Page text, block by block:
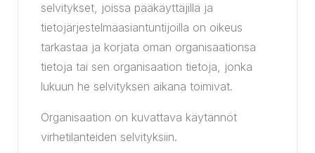
selvitykset, joissa pääkäyttäjillä ja
tietojärjestelmäasiantuntijoilla on oikeus
tarkastaa ja korjata oman organisaationsa
tietoja tai sen organisaation tietoja, jonka
lukuun he selvityksen aikana toimivat.
Organisaation on kuvattava käytännöt
virhetilanteiden selvityksiin.